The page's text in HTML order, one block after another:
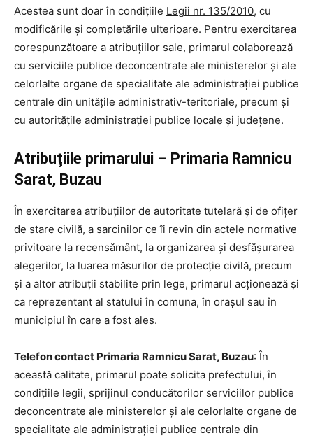
Acestea sunt doar în condiţiile Legii nr. 135/2010, cu
modificările şi completările ulterioare. Pentru exercitarea
corespunzătoare a atribuţiilor sale, primarul colaborează
cu serviciile publice deconcentrate ale ministerelor şi ale
celorlalte organe de specialitate ale administraţiei publice
centrale din unităţile administrativ-teritoriale, precum şi
cu autorităţile administraţiei publice locale şi judeţene.
Atribuţiile primarului – Primaria Ramnicu
Sarat, Buzau
În exercitarea atribuţiilor de autoritate tutelară şi de ofiţer
de stare civilă, a sarcinilor ce îi revin din actele normative
privitoare la recensământ, la organizarea şi desfăşurarea
alegerilor, la luarea măsurilor de protecţie civilă, precum
şi a altor atribuţii stabilite prin lege, primarul acţionează şi
ca reprezentant al statului în comuna, în oraşul sau în
municipiul în care a fost ales.
Telefon contact Primaria Ramnicu Sarat, Buzau: În
această calitate, primarul poate solicita prefectului, în
condiţiile legii, sprijinul conducătorilor serviciilor publice
deconcentrate ale ministerelor şi ale celorlalte organe de
specialitate ale administraţiei publice centrale din